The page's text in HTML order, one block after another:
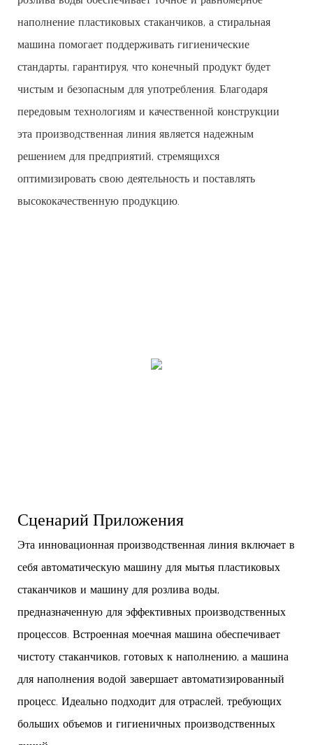
наполнение пластиковых стаканчиков, а стиральная
машина помогает поддерживать гигиенические
стандарты, гарантируя, что конечный продукт будет
чистым и безопасным для употребления. Благодаря
передовым технологиям и качественной конструкции
эта производственная линия является надежным
решением для предприятий, стремящихся
оптимизировать свою деятельность и поставлять
высококачественную продукцию.
Сценарий Приложения
Эта инновационная производственная линия включает в
себя автоматическую машину для мытья пластиковых
стаканчиков и машину для розлива воды,
предназначенную для эффективных производственных
процессов. Встроенная моечная машина обеспечивает
чистоту стаканчиков, готовых к наполнению, а машина
для наполнения водой завершает автоматизированный
процесс. Идеально подходит для отраслей, требующих
больших объемов и гигиеничных производственных